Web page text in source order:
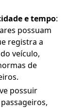
e tempo:
possuam
registra a
veículo,
de
possuir